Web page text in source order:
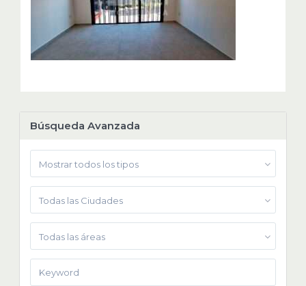
Búsqueda Avanzada
Mostrar todos los tipos
Todas las Ciudades
Todas las áreas